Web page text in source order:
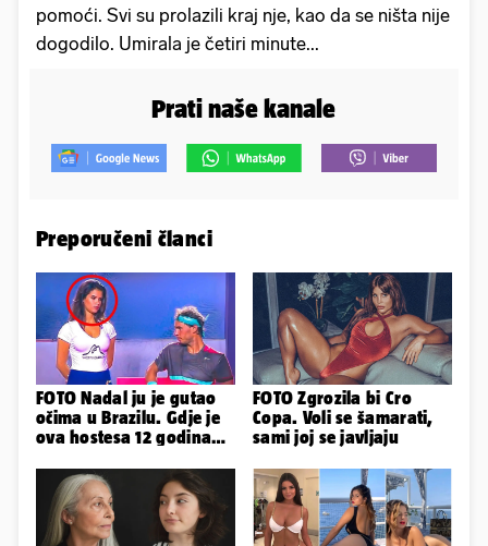
pomoći. Svi su prolazili kraj nje, kao da se ništa nije
dogodilo. Umirala je četiri minute...
Prati naše kanale
Preporučeni članci
FOTO Nadal ju je gutao
očima u Brazilu. Gdje je
ova hostesa 12 godina
FOTO Zgrozila bi Cro
Copa. Voli se šamarati,
sami joj se javljaju